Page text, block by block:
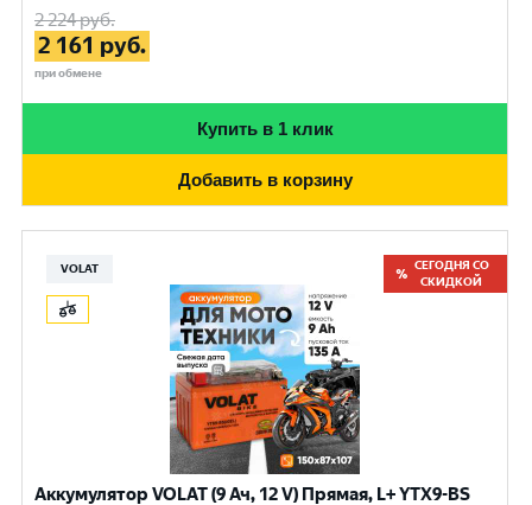
2 224руб.
2 161 руб.
при обмене
Купить в 1 клик
Добавить в корзину
VOLAT
СЕГОДНЯ СО
СКИДКОЙ
Аккумулятор VOLAT (9 Ач, 12 V) Прямая, L+ YTX9-BS